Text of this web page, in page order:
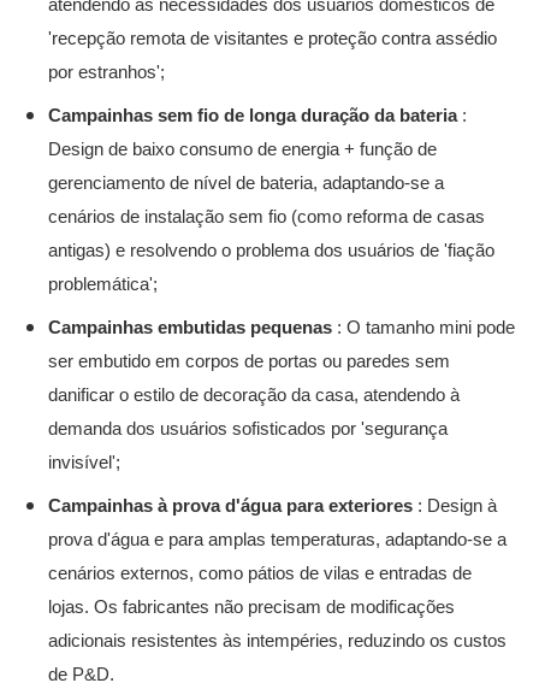
atendendo às necessidades dos usuários domésticos de
'recepção remota de visitantes e proteção contra assédio
por estranhos';
Campainhas sem fio de longa duração da bateria :
Design de baixo consumo de energia + função de
gerenciamento de nível de bateria, adaptando-se a
cenários de instalação sem fio (como reforma de casas
antigas) e resolvendo o problema dos usuários de 'fiação
problemática';
Campainhas embutidas pequenas : O tamanho mini pode
ser embutido em corpos de portas ou paredes sem
danificar o estilo de decoração da casa, atendendo à
demanda dos usuários sofisticados por 'segurança
invisível';
Campainhas à prova d'água para exteriores : Design à
prova d'água e para amplas temperaturas, adaptando-se a
cenários externos, como pátios de vilas e entradas de
lojas. Os fabricantes não precisam de modificações
adicionais resistentes às intempéries, reduzindo os custos
de P&D.